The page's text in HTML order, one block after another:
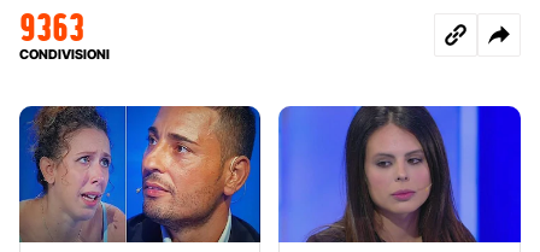
9363
CONDIVISIONI